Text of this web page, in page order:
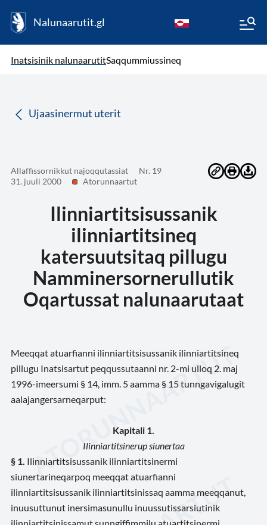
Nalunaarutit.gl
Inatsisinik nalunaarutitSaqqummiussineq
Ujaasinermut uterit
Allaffissornikkut najoqqutassiat
Nr. 19
31. juuli 2000
Atorunnaartut
Ilinniartitsisussanik
ilinniartitsineq
katersuutsitaq pillugu
Namminersornerullutik
Oqartussat nalunaarutaat
Meeqqat atuarfianni ilinniartitsisussanik ilinniartitsineq
pillugu Inatsisartut peqqussutaanni nr. 2-mi ulloq 2. maj
1996-imeersumi § 14, imm. 5 aamma § 15 tunngavigalugit
aalajangersarneqarput:
Kapitali 1.
Ilinniartitsinerup siunertaa
§ 1. Ilinniartitsisussanik ilinniartitsinermi
siunertarineqarpoq meeqqat atuarfianni
ilinniartitsisussanik ilinniartitsinissaq aamma meeqqanut,
inuusuttunut inersimasunullu inuussutissarsiutinik
ilinniartitsinissamut sunngiffimmilu atuartitsinermi